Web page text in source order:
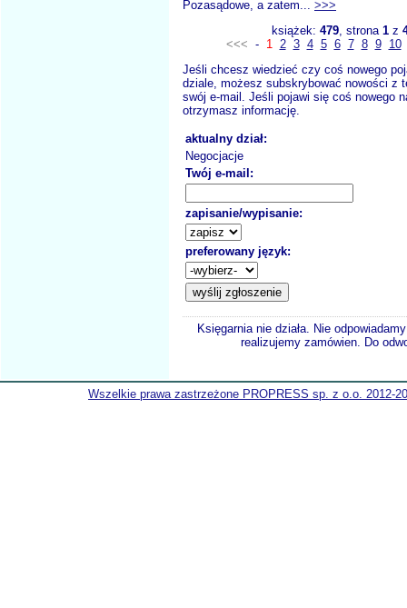
Pozasądowe, a zatem... >>>
książek: 479, strona 1z
<<< - 1 2 3 4 5 6 7 8 9
10
Jeśli chcesz wiedzieć czy coś nowego
dziale, możesz subskrybować nowości z
swój e-mail. Jeśli pojawi się coś nowego
otrzymasz informację.
aktualny dział:
Negocjacje
Twój e-mail:
zapisanie/wypisanie:
preferowany język:
Księgarnia nie działa. Nie
realizujemy zamówien. Do
Wszelkie prawa zastrzeżone PROPRESS sp. z o.o. 2012-